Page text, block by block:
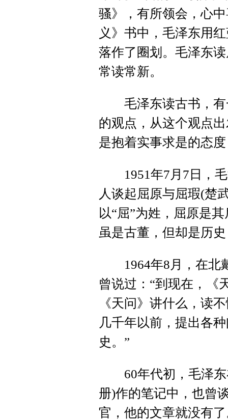
骚》，有所领会，心
义》书中，毛泽东用
落作了圈划。毛泽东
常读常新。
毛泽东读古书，有
的观点，从这个观点
是抱着实事求是的态
1951年7月7日，毛
人谈起屈原与屈瑕(楚
以“屈”为姓，屈原是
虽是古董，但却是历
1964年8月，在北
曾说过：“到现在，《
《天问》讲什么，读
几千年以前，提出各
史。”
60年代初，毛泽东
册)作的笔记中，也曾
官，他的文章就没有